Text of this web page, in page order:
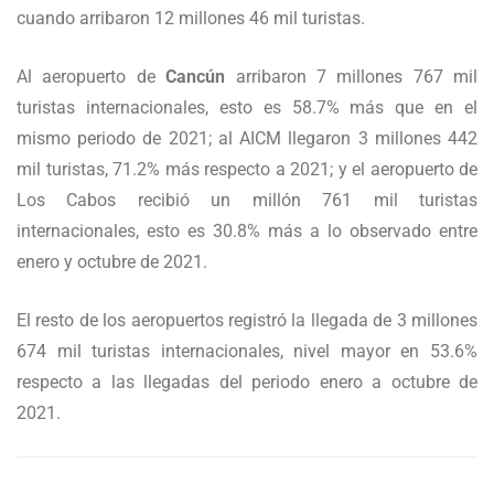
cuando arribaron 12 millones 46 mil turistas.
Al aeropuerto deCancún arribaron 7 millones 767 mil
turistas internacionales, esto es 58.7% más que en el
mismo periodo de 2021; al AICM llegaron 3 millones 442
mil turistas, 71.2% más respecto a 2021; y el aeropuerto de
Los Cabos recibió un millón 761 mil turistas
internacionales, esto es 30.8% más a lo observado entre
enero y octubre de 2021.
El resto de los aeropuertos registró la llegada de 3 millones
674 mil turistas internacionales, nivel mayor en 53.6%
respecto a las llegadas del periodo enero a octubre de
2021.